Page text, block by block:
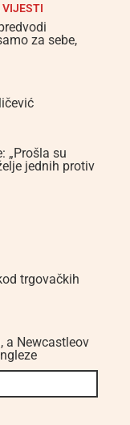
VIJESTI
za sebe,
„Prošla su
jednih protiv
trgovačkih
a Newcastleov